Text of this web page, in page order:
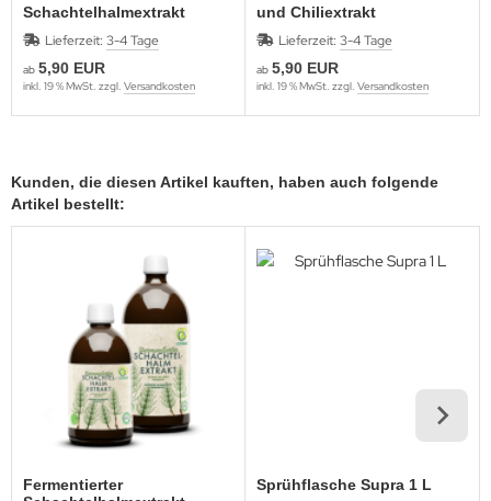
Schachtelhalmextrakt
Lieferzeit: 3-4 Tage
ab 5,90 EUR
inkl. 19 % MwSt. zzgl. Versandkosten
und Chiliextrakt
Lieferzeit: 3-4 Tage
ab 5,90 EUR
inkl. 19 % MwSt. zzgl. Versandkosten
Kunden, die diesen Artikel kauften, haben auch folgende
Artikel bestellt:
Fermentierter
Sprühflasche Supra 1 L